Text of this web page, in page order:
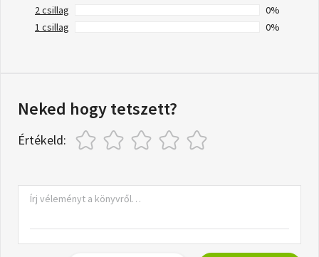
2 csillag
0%
1 csillag
0%
Neked hogy tetszett?
Értékeld: